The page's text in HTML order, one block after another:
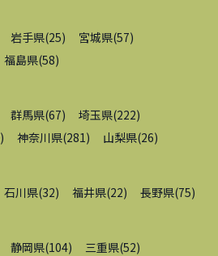
岩手県(25) 宮城県(57)
福島県(58)
群馬県(67) 埼玉県(222)
) 神奈川県(281 ) 山梨県(26)
石川県(32) 福井県(22) 長野県(75)
静岡県(104) 三重県(52)